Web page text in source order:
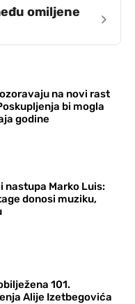
omiljene
›
na novi rast
bi mogla
godine
nastupa Marko Luis:
donosi muziku,
101.
Alije Izetbegovića